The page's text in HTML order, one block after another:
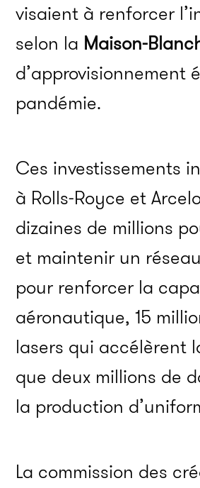
visaient à renforcer
selon la Maison-
d’approvisionnement
pandémie.
Ces investissements
à Rolls-Royce et
dizaines de millions
et maintenir un
pour renforcer la
aéronautique, 15
lasers qui accélèrent
que deux millions de
la production
La commission des